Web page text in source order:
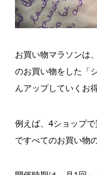
お買い物マラソンは
のお買い物をした「
んアップしていくお
例えば、4ショップ
ですべてのお買い物